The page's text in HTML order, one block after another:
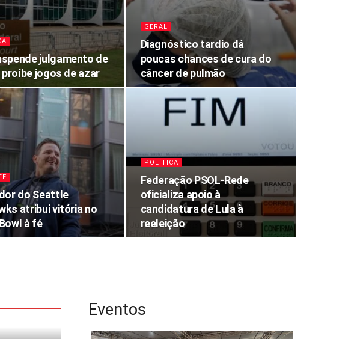
julgamento de
proíbe jogos de azar
GERAL
Diagnóstico tardio dá
poucas chances de cura do
câncer de pulmão
do Seattle
atribui vitória no
à fé
POLÍTICA
Federação PSOL-Rede
oficializa apoio à
candidatura de Lula à
reeleição
Eventos